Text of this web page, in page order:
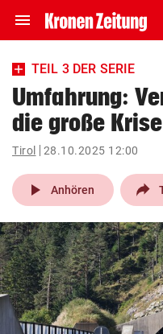
menu Navigation
ein-/ausklappen
account_circle Anmelden
pin_drop
Wien
bookmark
search
Suchbegriff
eingeben
TEIL 3 DER SERIE
Umfahrung:
die große
Tirol 28.10.2025 12:00
play_arrow Anhören